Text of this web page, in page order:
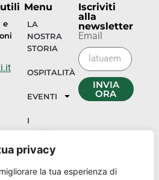
privacy
la tua esperienza di
e
Menu
LA
NOSTRA
STORIA
OSPITALITÀ
EVENTI
I
NOSTRI
LUOGHI
Iscriviti
alla
newsletter
Email
INVIA
ORA